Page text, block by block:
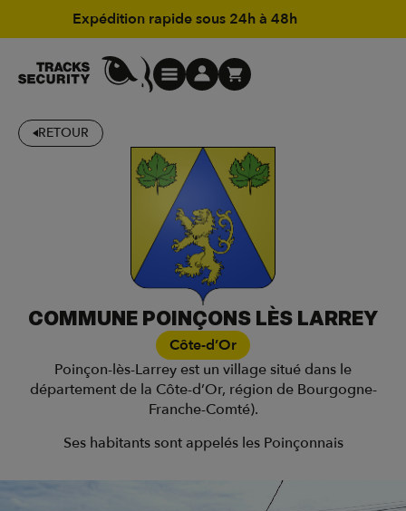
Expédition rapide sous 24h à 48h
RETOUR
COMMUNE POINÇONS LÈS LARREY
Côte-d’Or
Poinçon-lès-Larrey est un village situé dans le
département de la Côte-d’Or, région de Bourgogne-
Franche-Comté).
Ses habitants sont appelés les Poinçonnais